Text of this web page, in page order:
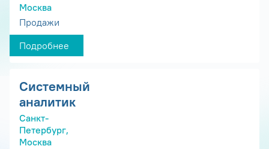
Москва
Продажи
Подробнее
Системный
аналитик
Санкт-
Петербург,
Москва